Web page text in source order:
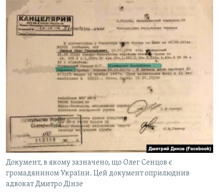
Документ, в якому зазначено, що Олег Сенцов є
громадянином України. Цей документ оприлюднив
адвокат Дмитро Дінзе